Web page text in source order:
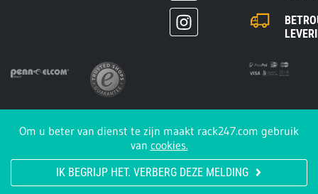
Om u beter van dienst te zijn maakt rack247.com gebruik
van cookies.
IK BEGRIJP HET. VERBERG DEZE MELDING
onderdeel vanPenn Elcom